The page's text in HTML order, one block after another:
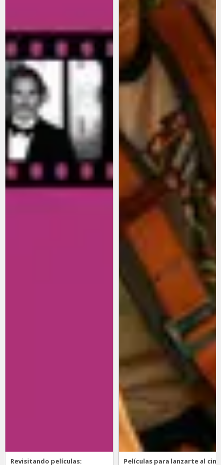
Revisitando películas: Películas para lanzarte al cine